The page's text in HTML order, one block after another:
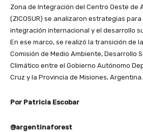
Zona de Integración del Centro Oeste de
(ZICOSUR) se analizaron estrategias
integración internacional y el desarrollo
En ese marco, se realizó la transición de
Comisión de Medio Ambiente, Desarrollo
Climático entre el Gobierno Autónomo
Cruz y la Provincia de Misiones, Argentina.
Por Patricia Escobar
@argentinaforest